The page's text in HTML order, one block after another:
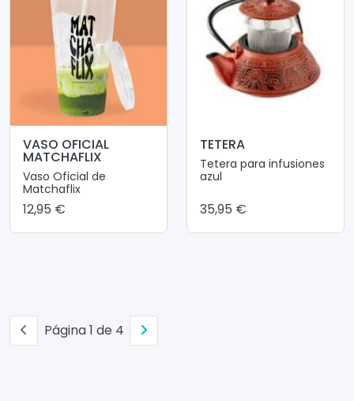
VASO OFICIAL
MATCHAFLIX
Vaso Oficial de
Matchaflix
12,95 €
TETERA
Tetera para infusiones
azul
35,95 €
Página 1 de 4